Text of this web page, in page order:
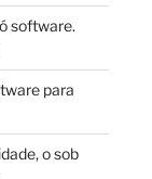
software.
para
o sob